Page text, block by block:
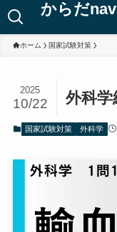
からだ
ホーム 国家試験対策
外科学
2025
10/22
国家試験対策 外科学